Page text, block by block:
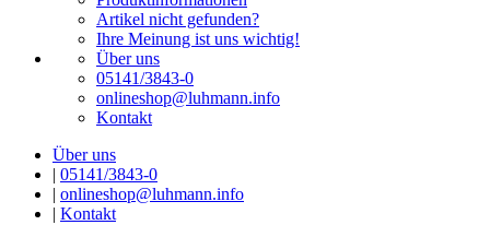
Artikel nicht gefunden?
Ihre Meinung ist uns wichtig!
Über uns
05141/3843-0
onlineshop@luhmann.info
Kontakt
Über uns
| 05141/3843-0
| onlineshop@luhmann.info
| Kontakt